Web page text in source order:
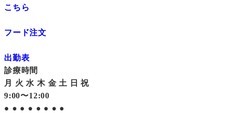
こちら
フード注文
出勤表
診療時間
月
火 水 木 金 土 日 祝
9:00〜12:00
● ● ● ● ● ● ● ●